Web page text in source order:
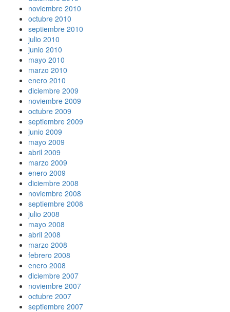
noviembre 2010
octubre 2010
septiembre 2010
julio 2010
junio 2010
mayo 2010
marzo 2010
enero 2010
diciembre 2009
noviembre 2009
octubre 2009
septiembre 2009
junio 2009
mayo 2009
abril 2009
marzo 2009
enero 2009
diciembre 2008
noviembre 2008
septiembre 2008
julio 2008
mayo 2008
abril 2008
marzo 2008
febrero 2008
enero 2008
diciembre 2007
noviembre 2007
octubre 2007
septiembre 2007